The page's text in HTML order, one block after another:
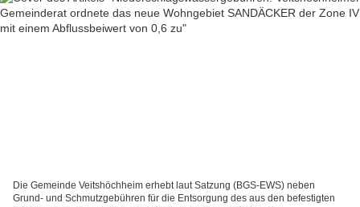
Die Gemeinde Veitshöchheim erhebt laut Satzung (BGS-EWS) neben
Grund- und Schmutzgebühren für die Entsorgung des aus den befestigten